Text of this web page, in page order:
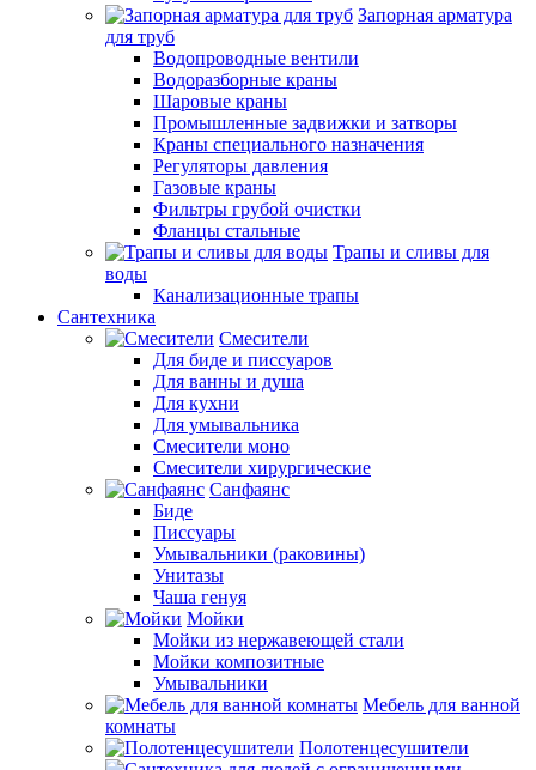
Запорная арматура
для труб
Водопроводные вентили
Водоразборные краны
Шаровые краны
Промышленные задвижки и затворы
Краны специального назначения
Регуляторы давления
Газовые краны
Фильтры грубой очистки
Фланцы стальные
Трапы и сливы для
воды
Канализационные трапы
Сантехника
Смесители
Для биде и писсуаров
Для ванны и душа
Для кухни
Для умывальника
Смесители моно
Смесители хирургические
Санфаянс
Биде
Писсуары
Умывальники (раковины)
Унитазы
Чаша генуя
Мойки
Мойки из нержавеющей стали
Мойки композитные
Умывальники
Мебель для ванной
комнаты
Полотенцесушители